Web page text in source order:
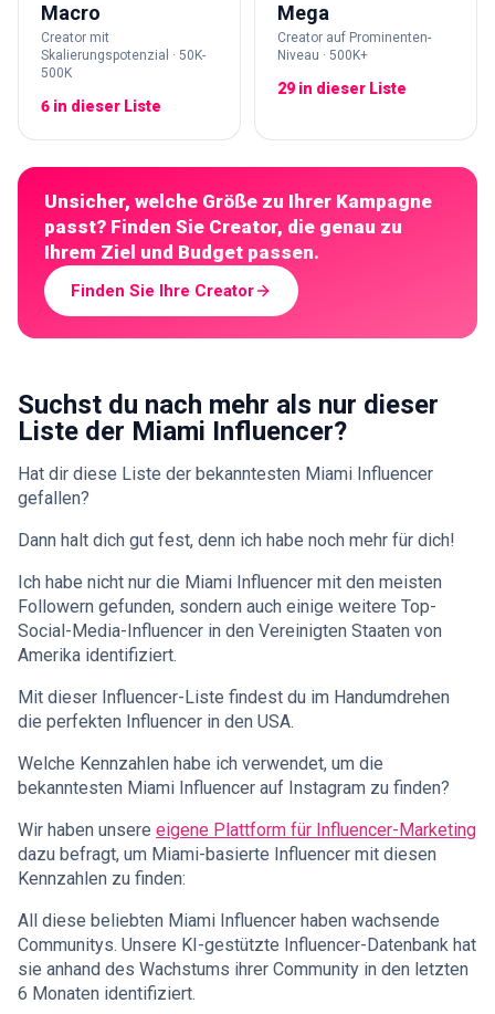
Macro
Creator mit
Skalierungspotenzial · 50K-
500K
6 in dieser Liste
Mega
Creator auf Prominenten-
Niveau · 500K+
29 in dieser Liste
Unsicher, welche Größe zu Ihrer Kampagne
passt? Finden Sie Creator, die genau zu
Ihrem Ziel und Budget passen.
Finden Sie Ihre Creator
Suchst du nach mehr als nur dieser
Liste der Miami Influencer?
Hat dir diese Liste der bekanntesten Miami Influencer
gefallen?
Dann halt dich gut fest, denn ich habe noch mehr für dich!
Ich habe nicht nur die Miami Influencer mit den meisten
Followern gefunden, sondern auch einige weitere Top-
Social-Media-Influencer in den Vereinigten Staaten von
Amerika identifiziert.
Mit dieser Influencer-Liste findest du im Handumdrehen
die perfekten Influencer in den USA.
Welche Kennzahlen habe ich verwendet, um die
bekanntesten Miami Influencer auf Instagram zu finden?
Wir haben unsere eigene Plattform für Influencer-Marketing
dazu befragt, um Miami-basierte Influencer mit diesen
Kennzahlen zu finden:
All diese beliebten Miami Influencer haben wachsende
Communitys. Unsere KI-gestützte Influencer-Datenbank hat
sie anhand des Wachstums ihrer Community in den letzten
6 Monaten identifiziert.